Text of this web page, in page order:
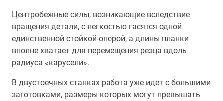
Центробежные силы, возникающие вследствие
вращения детали, с легкостью гасятся одной
единственной стойкой-опорой, а длины планки
вполне хватает для перемещения резца вдоль
радиуса «карусели».
В двустоечных станках работа уже идет с большими
заготовками, размеры которых могут превышать